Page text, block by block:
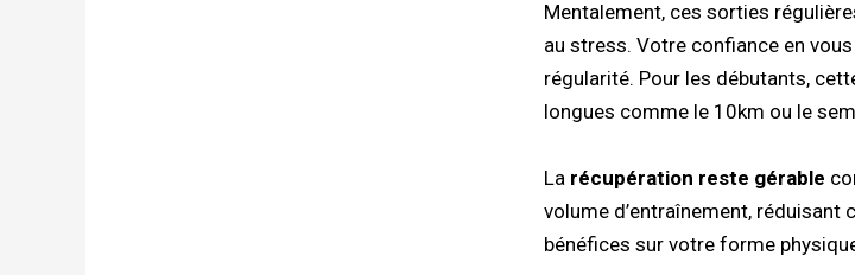
Mentalement, ces sorties
au stress. Votre confiance en
régularité. Pour les débutants,
longues comme le 10km ou le
La récupération reste gérable
volume d’entraînement,
bénéfices sur votre forme